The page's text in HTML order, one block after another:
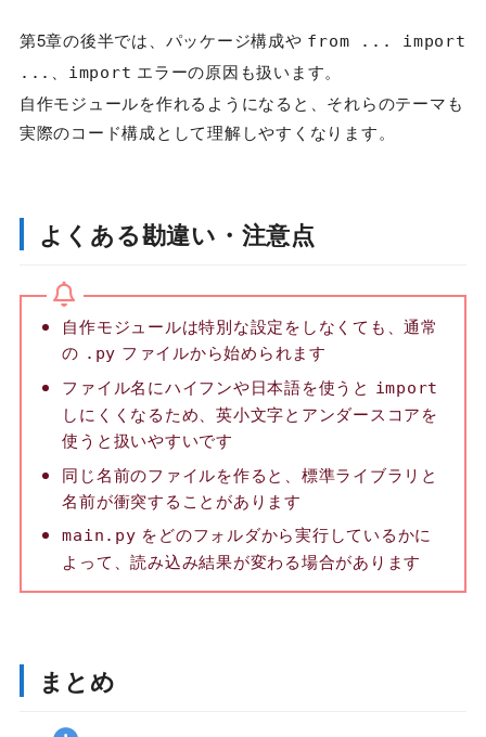
第5章の後半では、パッケージ構成や from ... import
...
import エラーの原因も扱います。
自作モジュールを作れるようになると、それらのテーマも
実際のコード構成として理解しやすくなります。
よくある勘違い・注意点
自作モジュールは特別な設定をしなくても、通常
の .py ファイルから始められます
ファイル名にハイフンや日本語を使うと import
しにくくなるため、英小文字とアンダースコアを
使うと扱いやすいです
同じ名前のファイルを作ると、標準ライブラリと
名前が衝突することがあります
main.py をどのフォルダから実行しているかに
よって、読み込み結果が変わる場合があります
まとめ